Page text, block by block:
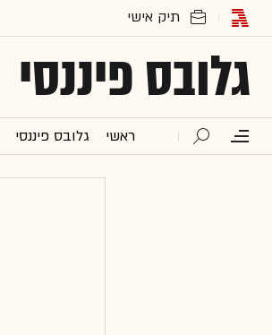
גלובס פיננסי
ראשי גלובס פיננסי